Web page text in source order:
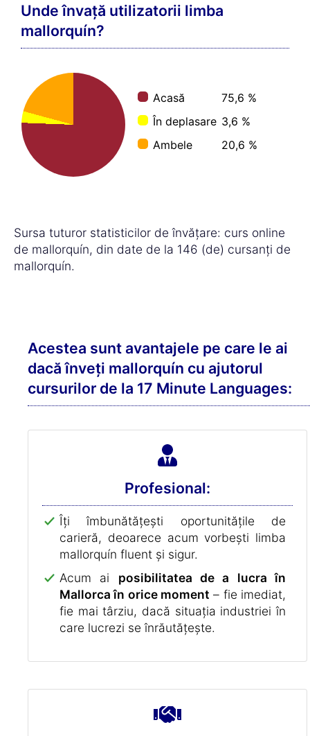
Unde învață utilizatorii limba
mallorquín?
Acasă
75,6 %
În deplasare 3,6 %
Ambele
20,6 %
Sursa tuturor statisticilor de învățare: curs online
de mallorquín, din date de la 146 (de) cursanți de
mallorquín.
Acestea sunt avantajele pe care le ai
dacă înveți mallorquín cu ajutorul
cursurilor de la 17 Minute Languages:
Profesional:
Îți îmbunătățești oportunitățile de
carieră, deoarece acum vorbești limba
mallorquín fluent și sigur.
Acum ai posibilitatea de a lucra în
Mallorca în orice moment – fie imediat,
fie mai târziu, dacă situația industriei în
care lucrezi se înrăutățește.